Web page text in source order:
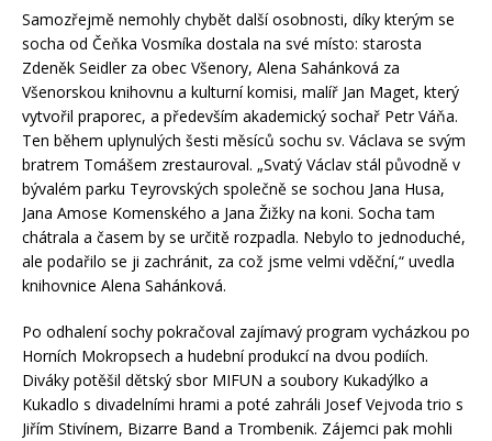
Samozřejmě nemohly chybět další osobnosti, díky kterým se
socha od Čeňka Vosmíka dostala na své místo: starosta
Zdeněk Seidler za obec Všenory, Alena Sahánková za
Všenorskou knihovnu a kulturní komisi, malíř Jan Maget, který
vytvořil praporec, a především akademický sochař Petr Váňa.
Ten během uplynulých šesti měsíců sochu sv. Václava se svým
bratrem Tomášem zrestauroval. „Svatý Václav stál původně v
bývalém parku Teyrovských společně se sochou Jana Husa,
Jana Amose Komenského a Jana Žižky na koni. Socha tam
chátrala a časem by se určitě rozpadla. Nebylo to jednoduché,
ale podařilo se ji zachránit, za což jsme velmi vděční,“ uvedla
knihovnice Alena Sahánková.
Po odhalení sochy pokračoval zajímavý program vycházkou po
Horních Mokropsech a hudební produkcí na dvou podiích.
Diváky potěšil dětský sbor MIFUN a soubory Kukadýlko a
Kukadlo s divadelními hrami a poté zahráli Josef Vejvoda trio s
Jiřím Stivínem, Bizarre Band a Trombenik. Zájemci pak mohli